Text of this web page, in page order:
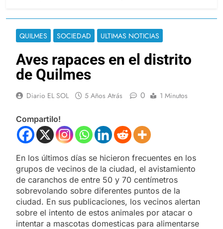
QUILMES SOCIEDAD ULTIMAS NOTICIAS
Aves rapaces en el distrito
de Quilmes
Diario EL SOL 5 Años Atrás 0 1 Minutos
Compartilo!
En los últimos días se hicieron frecuentes en los
grupos de vecinos de la ciudad, el avistamiento
de caranchos de entre 50 y 70 centímetros
sobrevolando sobre diferentes puntos de la
ciudad. En sus publicaciones, los vecinos alertan
sobre el intento de estos animales por atacar o
intentar a mascotas domesticas para alimentarse